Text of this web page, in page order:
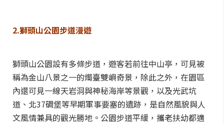
2.獅頭山公園步道漫遊
獅頭山公園設有多條步道，遊客若前往中山亭，可見被
稱為金山八景之一的燭臺雙嶼奇景，除此之外，在園區
內還可見一線天岩洞與神秘海岸等景觀，以及光武坑
道、北37碉堡等早期軍事要塞的遺跡，是自然風貌與人
文風情兼具的觀光勝地。公園步道平緩，攜老扶幼都適